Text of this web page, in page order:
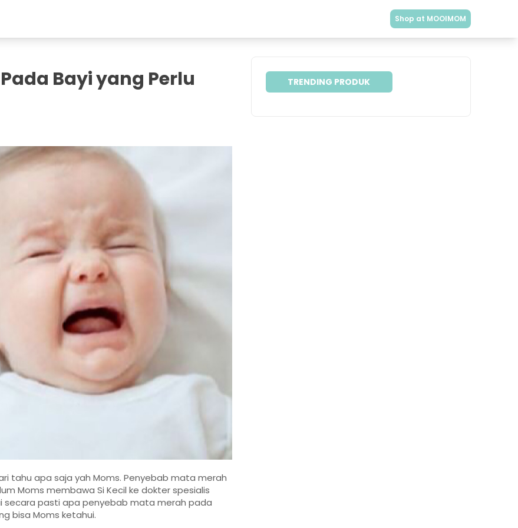
Shop at MOOIMOM
Bayi yang Perlu
tahu apa saja yah Moms. Penyebab mata merah
Moms membawa Si Kecil ke dokter spesialis
secara pasti apa penyebab mata merah pada
bisa Moms ketahui.
TRENDING PRODUK